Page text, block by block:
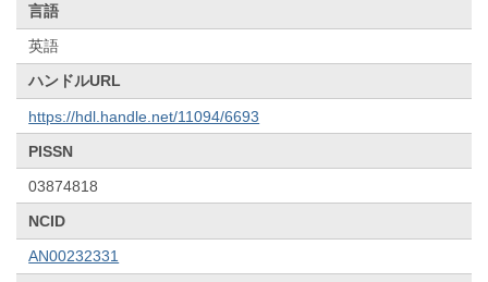
言語
英語
ハンドルURL
https://hdl.handle.net/11094/6693
PISSN
03874818
NCID
AN00232331